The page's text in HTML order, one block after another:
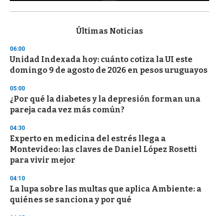
s
d
s
o
f
3
s
e
c
n
d
s
Últimas Noticias
06:00
Unidad Indexada hoy: cuánto cotiza la UI este
domingo 9 de agosto de 2026 en pesos uruguayos
05:00
¿Por qué la diabetes y la depresión forman una
pareja cada vez más común?
04:30
Experto en medicina del estrés llega a
Montevideo: las claves de Daniel López Rosetti
para vivir mejor
04:10
La lupa sobre las multas que aplica Ambiente: a
quiénes se sanciona y por qué